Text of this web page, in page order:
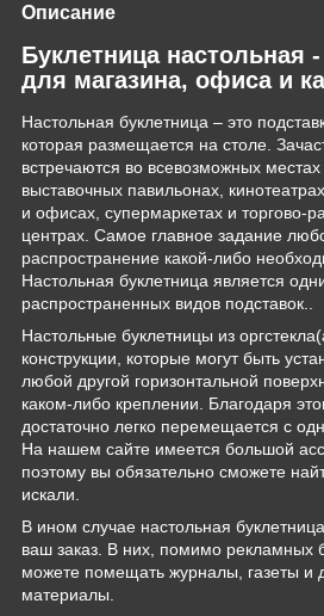
Описание
Буклетница настольная
для магазина, офиса и
Настольная буклетница – это
которая размещается на столе.
встречаются во всевозможных
выставочных павильонах,
и офисах, супермаркетах и торгово-
центрах. Самое главное задание
распространение какой-либо
Настольная буклетница является
распространенных видов подставок..
Настольные буклетницы из
конструкции, которые могут быть
любой другой горизонтальной
каком-либо креплении. Благодаря
достаточно легко перемещается с
На нашем сайте имеется большой
поэтому вы обязательно сможете
искали.
В ином случае настольная
ваш заказ. В них, помимо рекламных
можете помещать журналы, газеты и
материалы.